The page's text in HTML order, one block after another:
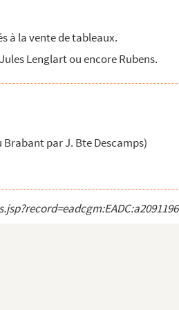
à la vente de tableaux.
Lenglart ou encore Rubens.
par J. Bte Descamps)